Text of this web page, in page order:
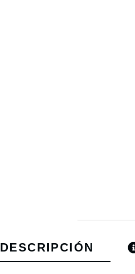
DESCRIPCIÓN